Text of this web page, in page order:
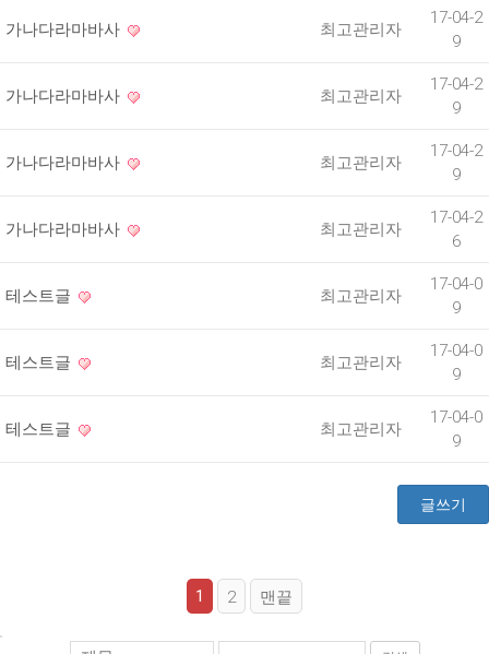
가나다라마바사 최고관리자
17-04-2
9
가나다라마바사 최고관리자
17-04-2
9
가나다라마바사 최고관리자
17-04-2
9
가나다라마바사 최고관리자
17-04-2
6
테스트글 최고관리자
17-04-0
9
테스트글 최고관리자
17-04-0
9
테스트글 최고관리자
17-04-0
9
글쓰기
1 2 맨끝